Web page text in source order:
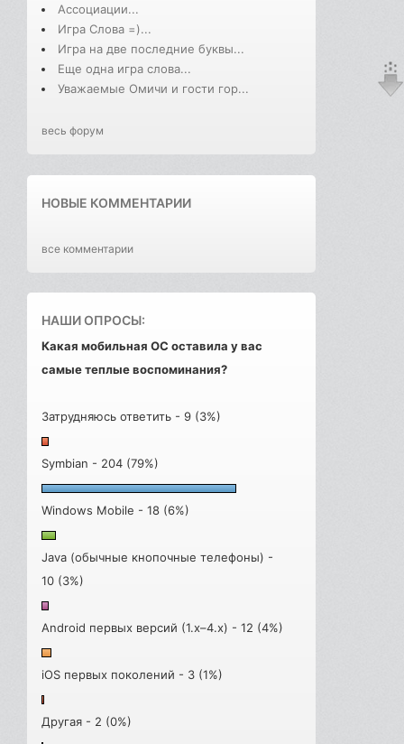
Ассоциации...
Игра Слова =)...
Игра на две последние буквы...
Еще одна игра слова...
Уважаемые Омичи и гости гор...
весь форум
НОВЫЕ КОММЕНТАРИИ
все комментарии
НАШИ ОПРОСЫ:
Какая мобильная ОС оставила у вас
самые теплые воспоминания?
Затрудняюсь ответить - 9 (3%)
Symbian - 204 (79%)
Windows Mobile - 18 (6%)
Java (обычные кнопочные телефоны) -
10 (3%)
Android первых версий (1.x–4.x) - 12 (4%)
iOS первых поколений - 3 (1%)
Другая - 2 (0%)